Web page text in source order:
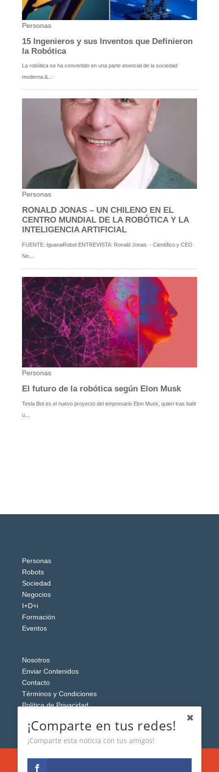
Personas
Robots
Sociedad
Negocios
I+D+i
Formación
Eventos
Nosotros
Enviar Contenidos
Contacto
Términos y Condiciones
Política de Privacidad
Esta web usa cookies analíticas y publicitarias (propias y de
¡Comparte en tus redes!
¡Comparte esta noticia con tus amigos!